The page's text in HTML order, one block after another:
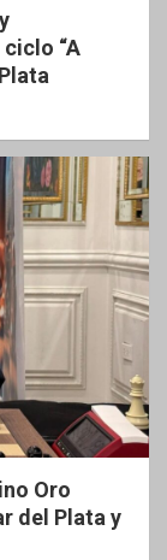
“A
Oro
del Plata y